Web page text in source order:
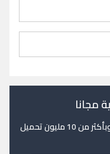
مجانا
تحميل